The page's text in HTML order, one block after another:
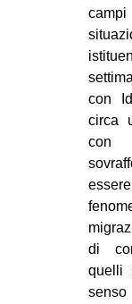
con
circa
con
di
quelli